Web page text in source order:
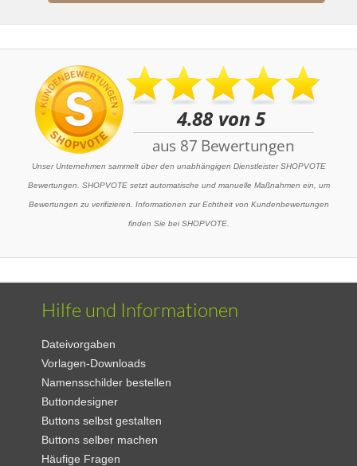
Unser Unternehmen sammelt über den unabhängigen Dienstleister SHOPVOTE
Bewertungen. SHOPVOTE setzt automatische und manuelle Maßnahmen ein, um
Bewertungen zu verifizieren. Informationen zur Echtheit von Kundenbewertungen
finden Sie bei SHOPVOTE.
Hilfe und Informationen
Dateivorgaben
Vorlagen-Downloads
Namensschilder bestellen
Buttondesigner
Buttons selbst gestalten
Buttons selber machen
Häufige Fragen